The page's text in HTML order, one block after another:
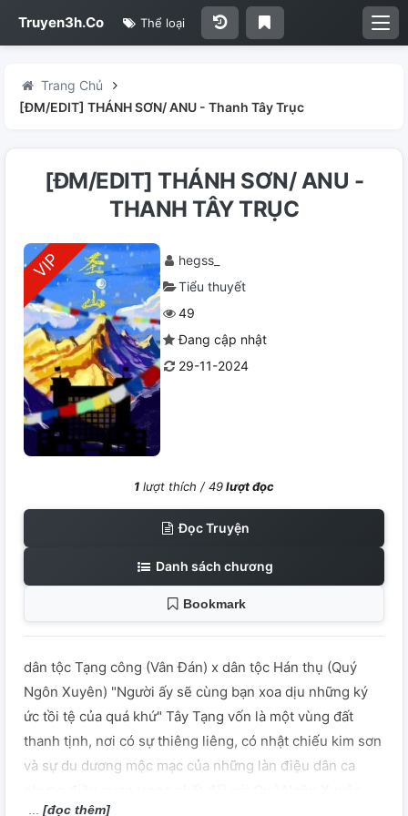
Truyen3h.Co Thể loại
Trang Chủ
[ĐM/EDIT] THÁNH SƠN/ ANU - Thanh Tây Trục
[ĐM/EDIT] THÁNH SƠN/ ANU -
THANH TÂY TRỤC
hegss_
Tiểu thuyết
49
Đang cập nhật
29-11-2024
1 lượt thích /49lượt đọc
Đọc Truyện
Danh sách chương
Bookmark
dân tộc Tạng công (Vân Đán) x dân tộc Hán thụ (Quý
Ngôn Xuyên) "Người ấy sẽ cùng bạn xoa dịu những ký
ức tồi tệ của quá khứ" Tây Tạng vốn là một vùng đất
thanh tịnh, nơi có sự thiêng liêng, có nhật chiếu kim sơn
và sự du dương mộc mạc của những làn điệu dân ca
[đọc thêm]